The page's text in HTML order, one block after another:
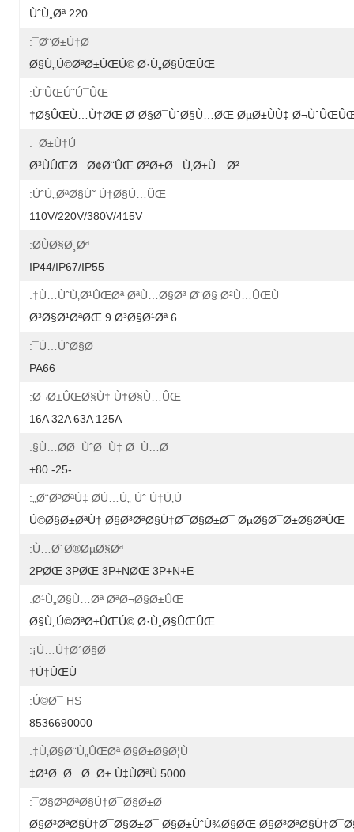
220 ÙˆÙ„Øª
Ø¨Ø±Ù†Ø¯:
Ø§Ù„Ú©ØªØ±ÛŒÚ© Ø·Ù„Ø§ÛŒÛŒ
ÙˆÛŒÚ˜Ú¯ÛŒ:
Ø§ÛŒÙ…Ù†ØŒ Ø¨Ø§Ø¯ÙˆØ§Ù…ØŒ ØµØ±ÙÙ‡
Ø±Ù†Ú¯:
Ø³ÙÛŒØ¯ Ø¢Ø¨ÛŒ Ø²Ø±Ø¯ Ù‚Ø±Ù…Ø²
ÙˆÙ„ØªØ§Ú˜ Ù†Ø§Ù…ÛŒ:
110V/220V/380V/415V
Ø­ÙØ§Ø¸Øª:
IP44/IP67/IP55
Ù…ÙˆÙ‚Ø¹ÛŒØª ØªÙ…Ø§Ø³ Ø¨Ø§ Ø²Ù…ÛŒÙ†:
6 Ø³Ø§Ø¹ØªØŒ 9 Ø³Ø§Ø¹Øª
Ù…ÙˆØ§Ø¯:
PA66
Ø¬Ø±ÛŒØ§Ù† Ù†Ø§Ù…ÛŒ:
16A 32A 63A 125A
Ù…Ø­Ø¯ÙˆØ¯Ù‡ Ø¯Ù…Ø§:
-25- 80+
Ø¨Ø³ØªÙ‡ Ø­Ù…Ù„ Ùˆ Ù†Ù‚Ù„:
Ú©Ø§Ø±ØªÙ† Ø§Ø³ØªØ§Ù†Ø¯Ø§Ø±Ø¯ ØµØ§Ø¯Ø±Ø§ØªÛŒ
Ù…Ø´Ø®ØµØ§Øª:
2PØŒ 3PØŒ 3P+NØŒ 3P+N+E
Ø¹Ù„Ø§Ù…Øª ØªØ¬Ø§Ø±ÛŒ:
Ø§Ù„Ú©ØªØ±ÛŒÚ© Ø·Ù„Ø§ÛŒÛŒ
Ù…Ù†Ø´Ø§Ø¡:
Ú†ÛŒÙ†
Ú©Ø¯ HS:
8536690000
Ù‚Ø§Ø¨Ù„ÛŒØª Ø§Ø±Ø§Ø¦Ù‡:
5000 Ø¹Ø¯Ø¯ Ø¯Ø± Ù‡ÙØªÙ‡
Ø§Ø³ØªØ§Ù†Ø¯Ø§Ø±Ø¯:
Ø§Ø³ØªØ§Ù†Ø¯Ø§Ø±Ø¯ Ø§Ø±ÙˆÙ¾Ø§ØŒ